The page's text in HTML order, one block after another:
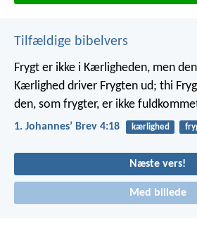
Tilfældige bibelvers
Frygt er ikke i Kærligheden, men
Kærlighed driver Frygten ud; thi
den, som frygter, er ikke
1. Johannesʼ Brev 4:18 kærlighed
Næste vers!
Med billede